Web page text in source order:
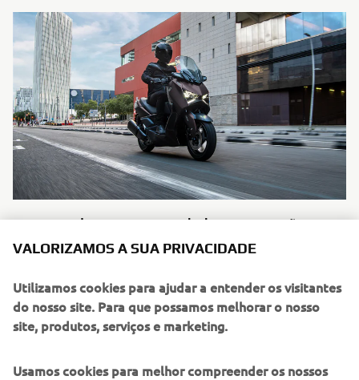
XMAX Tech MAX Conetividade e Navegação
Tire o máximo partido das funcionalidades de
da aplicação MyRide e Garmin StreetCross
Ler mais
VALORIZAMOS A SUA PRIVACIDADE
Utilizamos cookies para ajudar a entender os visitantes
do nosso site. Para que possamos melhorar o nosso
site, produtos, serviços e marketing.
Usamos cookies para melhor compreender os nossos